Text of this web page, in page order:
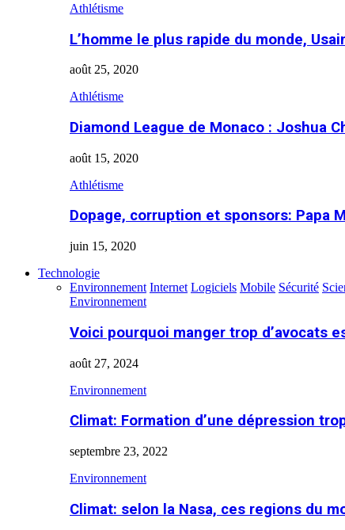
Athlétisme
L’homme le plus rapide du monde,
août 25, 2020
Athlétisme
Diamond League de Monaco : Joshua
août 15, 2020
Athlétisme
Dopage, corruption et sponsors: Papa
juin 15, 2020
Technologie
Environnement Internet Logiciels Mobile Sécurité
Environnement
Voici pourquoi manger trop d’avocats
août 27, 2024
Environnement
Climat: Formation d’une dépression
septembre 23, 2022
Environnement
Climat: selon la Nasa, ces regions du